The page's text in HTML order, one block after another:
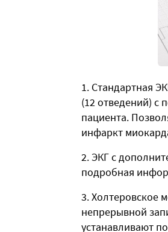
Стандартная
(12 отведений) с
пациента.
инфаркт
ЭКГ с
подробная
Холтеровское
непрерывной
устанавливают